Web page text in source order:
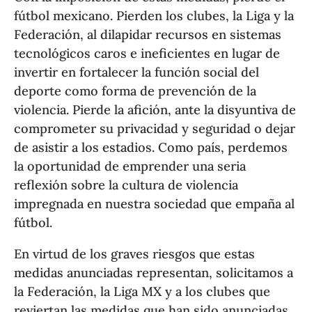
fútbol mexicano. Pierden los clubes, la Liga y la
Federación, al dilapidar recursos en sistemas
tecnológicos caros e ineficientes en lugar de
invertir en fortalecer la función social del
deporte como forma de prevención de la
violencia. Pierde la afición, ante la disyuntiva de
comprometer su privacidad y seguridad o dejar
de asistir a los estadios. Como país, perdemos
la oportunidad de emprender una seria
reflexión sobre la cultura de violencia
impregnada en nuestra sociedad que empaña al
fútbol.
En virtud de los graves riesgos que estas
medidas anunciadas representan, solicitamos a
la Federación, la Liga MX y a los clubes que